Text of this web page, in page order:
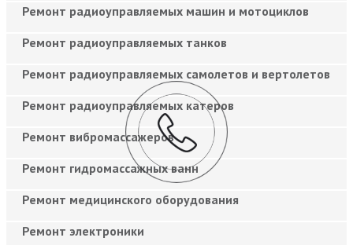
Ремонт радиоуправляемых машин и мотоциклов
Ремонт радиоуправляемых танков
Ремонт радиоуправляемых самолетов и вертолетов
Ремонт радиоуправляемых катеров
Ремонт вибромассажеров
Ремонт гидромассажных ванн
Ремонт медицинского оборудования
Ремонт электроники